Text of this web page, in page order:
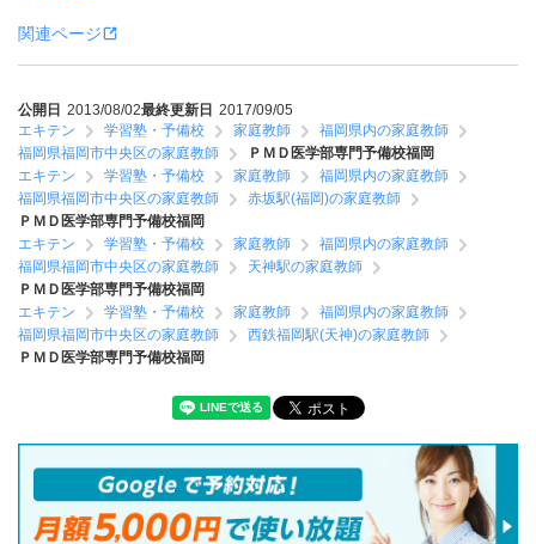
関連ページ
公開日 2013/08/02最終更新日 2017/09/05
エキテン
学習塾・予備校 家庭教師
福岡県内の家庭教師
福岡県福岡市中央区の家庭教師
ＰＭＤ医学部専門予備校福岡
エキテン
学習塾・予備校 家庭教師
福岡県内の家庭教師
福岡県福岡市中央区の家庭教師
赤坂駅(福岡)の家庭教師
ＰＭＤ医学部専門予備校福岡
エキテン
学習塾・予備校 家庭教師
福岡県内の家庭教師
福岡県福岡市中央区の家庭教師
天神駅の家庭教師
ＰＭＤ医学部専門予備校福岡
エキテン
学習塾・予備校 家庭教師
福岡県内の家庭教師
福岡県福岡市中央区の家庭教師
西鉄福岡駅(天神)の家庭教師
ＰＭＤ医学部専門予備校福岡